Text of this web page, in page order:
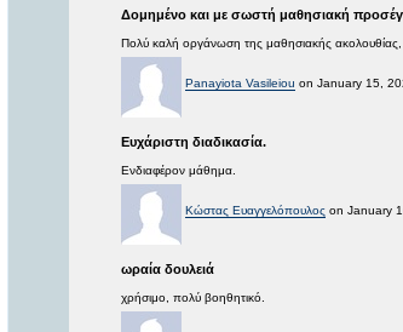
Δομημένο και με σωστή μαθησιακή
Πολύ καλή οργάνωση της μαθησιακής ακολουθίας,
Panayiota Vasileiou on January 15,
Ευχάριστη διαδικασία.
Ενδιαφέρον μάθημα.
Κώστας Ευαγγελόπουλος on January
ωραία δουλειά
χρήσιμο, πολύ βοηθητικό.